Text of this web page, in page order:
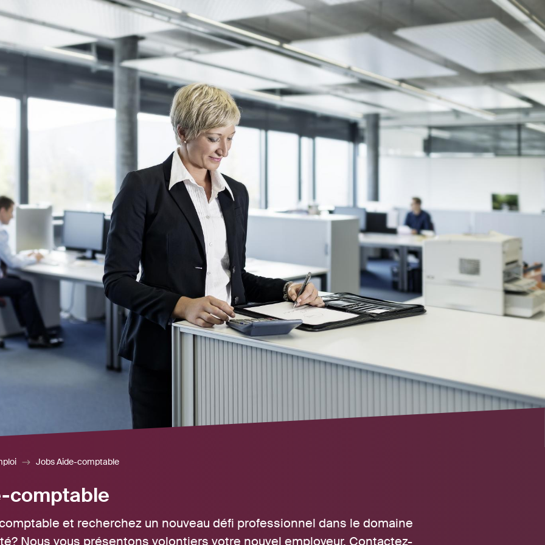
Jobs Aide-comptable
comptable
et recherchez un nouveau défi professionnel dans le domaine
Nous vous présentons volontiers votre nouvel employeur. Contactez-